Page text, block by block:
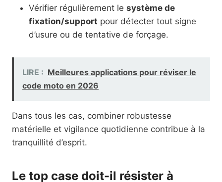
Vérifier régulièrement le système de
fixation/support pour détecter tout signe
d’usure ou de tentative de forçage.
LIRE : Meilleures applications pour réviser le
code moto en 2026
Dans tous les cas, combiner robustesse
matérielle et vigilance quotidienne contribue à la
tranquillité d’esprit.
Le top case doit-il résister à